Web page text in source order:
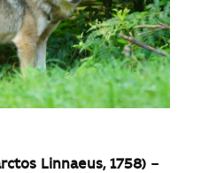
Linnaeus, 1758) –